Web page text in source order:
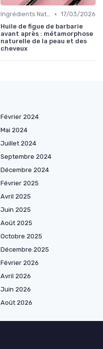
Ingrédients Naturels et Leurs Propriétés • 17/03/2026
Huile de figue de barbarie
avant après : métamorphose
naturelle de la peau et des
cheveux
Février 2024
Mai 2024
Juillet 2024
Septembre 2024
Décembre 2024
Février 2025
Avril 2025
Juin 2025
Août 2025
Octobre 2025
Décembre 2025
Février 2026
Avril 2026
Juin 2026
Août 2026